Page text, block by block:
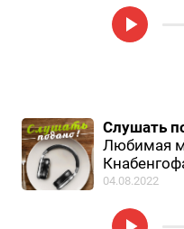
Слушать
Любимая
04.08.2022